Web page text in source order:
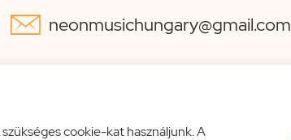
cookie-kat használjunk. A
 neonmusichungary@gmail.com